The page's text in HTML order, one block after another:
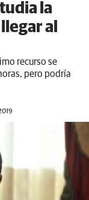
la
al
recurso se
pero podría